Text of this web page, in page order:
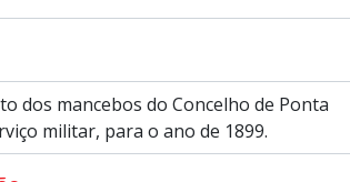
dos mancebos do Concelho de Ponta
militar, para o ano de 1899.